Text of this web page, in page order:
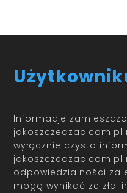
Informacje
jakoszczedzac.com.pl
wyłącznie czysto
jakoszczedzac.com.pl
odpowiedzialności za
mogą wynikać ze złej